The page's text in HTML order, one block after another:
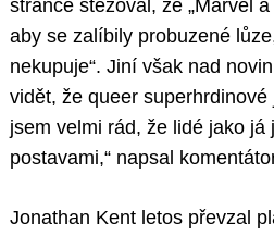
stránce stěžoval, že „Marvel
aby se zalíbily probuzené
nekupuje“. Jiní však nad
vidět, že queer
jsem velmi rád, že lidé jako já
postavami,“ napsal
Jonathan Kent letos převzal